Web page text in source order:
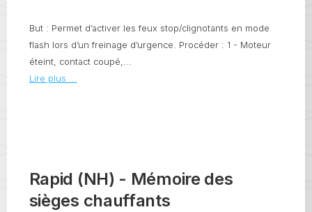
But : Permet d’activer les feux stop/clignotants en mode
flash lors d’un freinage d’urgence. Procéder : 1 - Moteur
éteint, contact coupé,...
Lire plus ...
Rapid (NH) - Mémoire des
sièges chauffants